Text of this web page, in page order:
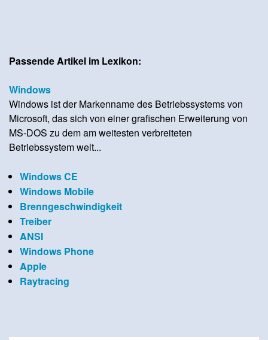
Passende Artikel im Lexikon:
Windows
Windows ist der Markenname des Betriebssystems von
Microsoft, das sich von einer grafischen Erweiterung von
MS-DOS zu dem am weitesten verbreiteten
Betriebssystem welt...
Windows CE
Windows Mobile
Brenngeschwindigkeit
Treiber
ANSI
Windows Phone
Apple
Raytracing